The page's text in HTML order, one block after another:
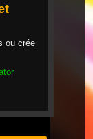
ou crée